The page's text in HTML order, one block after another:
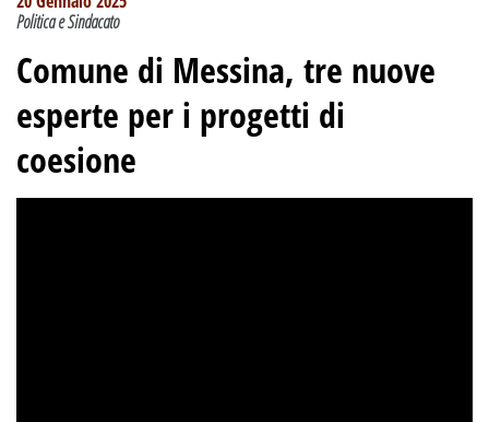
Politica e Sindacato
Comune di Messina, tre nuove
esperte per i progetti di
coesione